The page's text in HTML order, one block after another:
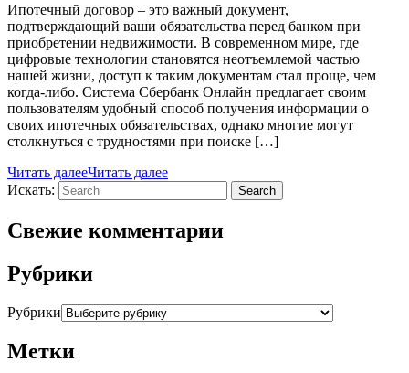
Ипотечный договор – это важный документ,
подтверждающий ваши обязательства перед банком при
приобретении недвижимости. В современном мире, где
цифровые технологии становятся неотъемлемой частью
нашей жизни, доступ к таким документам стал проще, чем
когда-либо. Система Сбербанк Онлайн предлагает своим
пользователям удобный способ получения информации о
своих ипотечных обязательствах, однако многие могут
столкнуться с трудностями при поиске […]
Читать далееЧитать далее
Искать:
Search
Свежие комментарии
Рубрики
Рубрики
Метки